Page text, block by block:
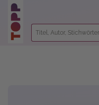
springen